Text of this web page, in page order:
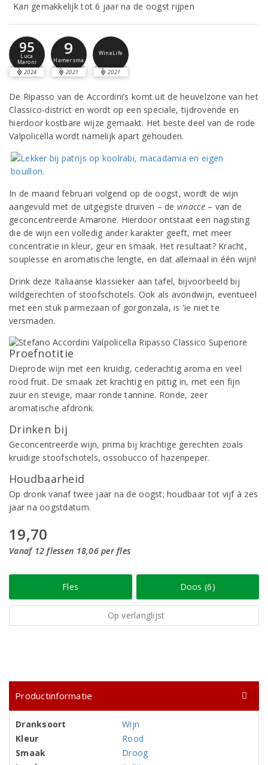
Kan gemakkelijk tot 6 jaar na de oogst rijpen
95
Luca
Maroni
2024
9
Hamersma
2021
WineLife
2021
De Ripasso van de Accordini’s komt uit de heuvelzone van het
Classico-district en wordt op een speciale, tijdrovende en
hierdoor kostbare wijze gemaakt. Het beste deel van de rode
Valpolicella wordt namelijk apart gehouden.
In de maand februari volgend op de oogst, wordt de wijn
aangevuld met de uitgegiste druiven – de vinacce– van de
geconcentreerde Amarone. Hierdoor ontstaat een nagisting
die de wijn een volledig ander karakter geeft, met meer
concentratie in kleur, geur en smaak. Het resultaat? Kracht,
souplesse en aromatische lengte, en dat allemaal in één wijn!
Drink deze Italiaanse klassieker aan tafel, bijvoorbeeld bij
wildgerechten of stoofschotels. Ook als avondwijn, eventueel
met een stuk parmezaan of gorgonzala, is 'ie niet te
versmaden.
Proefnotitie
Dieprode wijn met een kruidig, cederachtig aroma en veel
rood fruit. De smaak zet krachtig en pittig in, met een fijn
zuur en stevige, maar ronde tannine. Ronde, zeer
aromatische afdronk.
Drinken bij
Geconcentreerde wijn, prima bij krachtige gerechten zoals
kruidige stoofschotels, ossobucco of hazenpeper.
Houdbaarheid
Op dronk vanaf twee jaar na de oogst; houdbaar tot vijf à zes
jaar na oogstdatum.
19,70
Vanaf 12 flessen 18,06 per fles
Fles Doos (6)
Op verlanglijst
Productinformatie
Dranksoort
Wijn
Kleur
Rood
Smaak
Droog